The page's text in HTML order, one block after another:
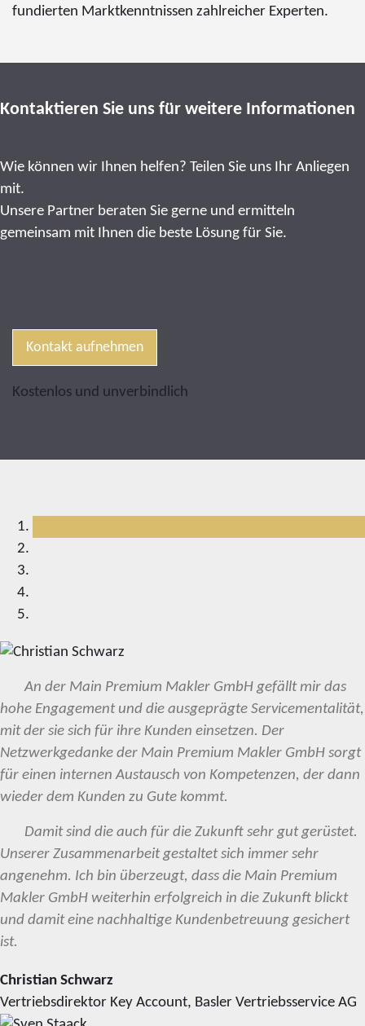
fundierten Marktkenntnissen zahlreicher Experten.
Kontaktieren Sie uns für weitere Informationen
Wie können wir Ihnen helfen? Teilen Sie uns Ihr Anliegen
mit.
Unsere Partner beraten Sie gerne und ermitteln
gemeinsam mit Ihnen die beste Lösung für Sie.
Kontakt aufnehmen
Kostenlos und unverbindlich
An der Main Premium Makler GmbH gefällt mir das
hohe Engagement und die ausgeprägte Servicementalität,
mit der sie sich für ihre Kunden einsetzen. Der
Netzwerkgedanke der Main Premium Makler GmbH sorgt
für einen internen Austausch von Kompetenzen, der dann
wieder dem Kunden zu Gute kommt.
Damit sind die auch für die Zukunft sehr gut gerüstet.
Unserer Zusammenarbeit gestaltet sich immer sehr
angenehm. Ich bin überzeugt, dass die Main Premium
Makler GmbH weiterhin erfolgreich in die Zukunft blickt
und damit eine nachhaltige Kundenbetreuung gesichert
ist.
Christian Schwarz
Vertriebsdirektor Key Account, Basler Vertriebsservice AG